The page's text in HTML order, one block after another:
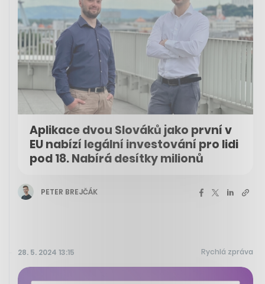
Aplikace dvou Slováků jako první v
EU nabízí legální investování pro lidi
pod 18. Nabírá desítky milionů
PETER BREJČÁK
28. 5. 2024 13:15 Rychlá zpráva